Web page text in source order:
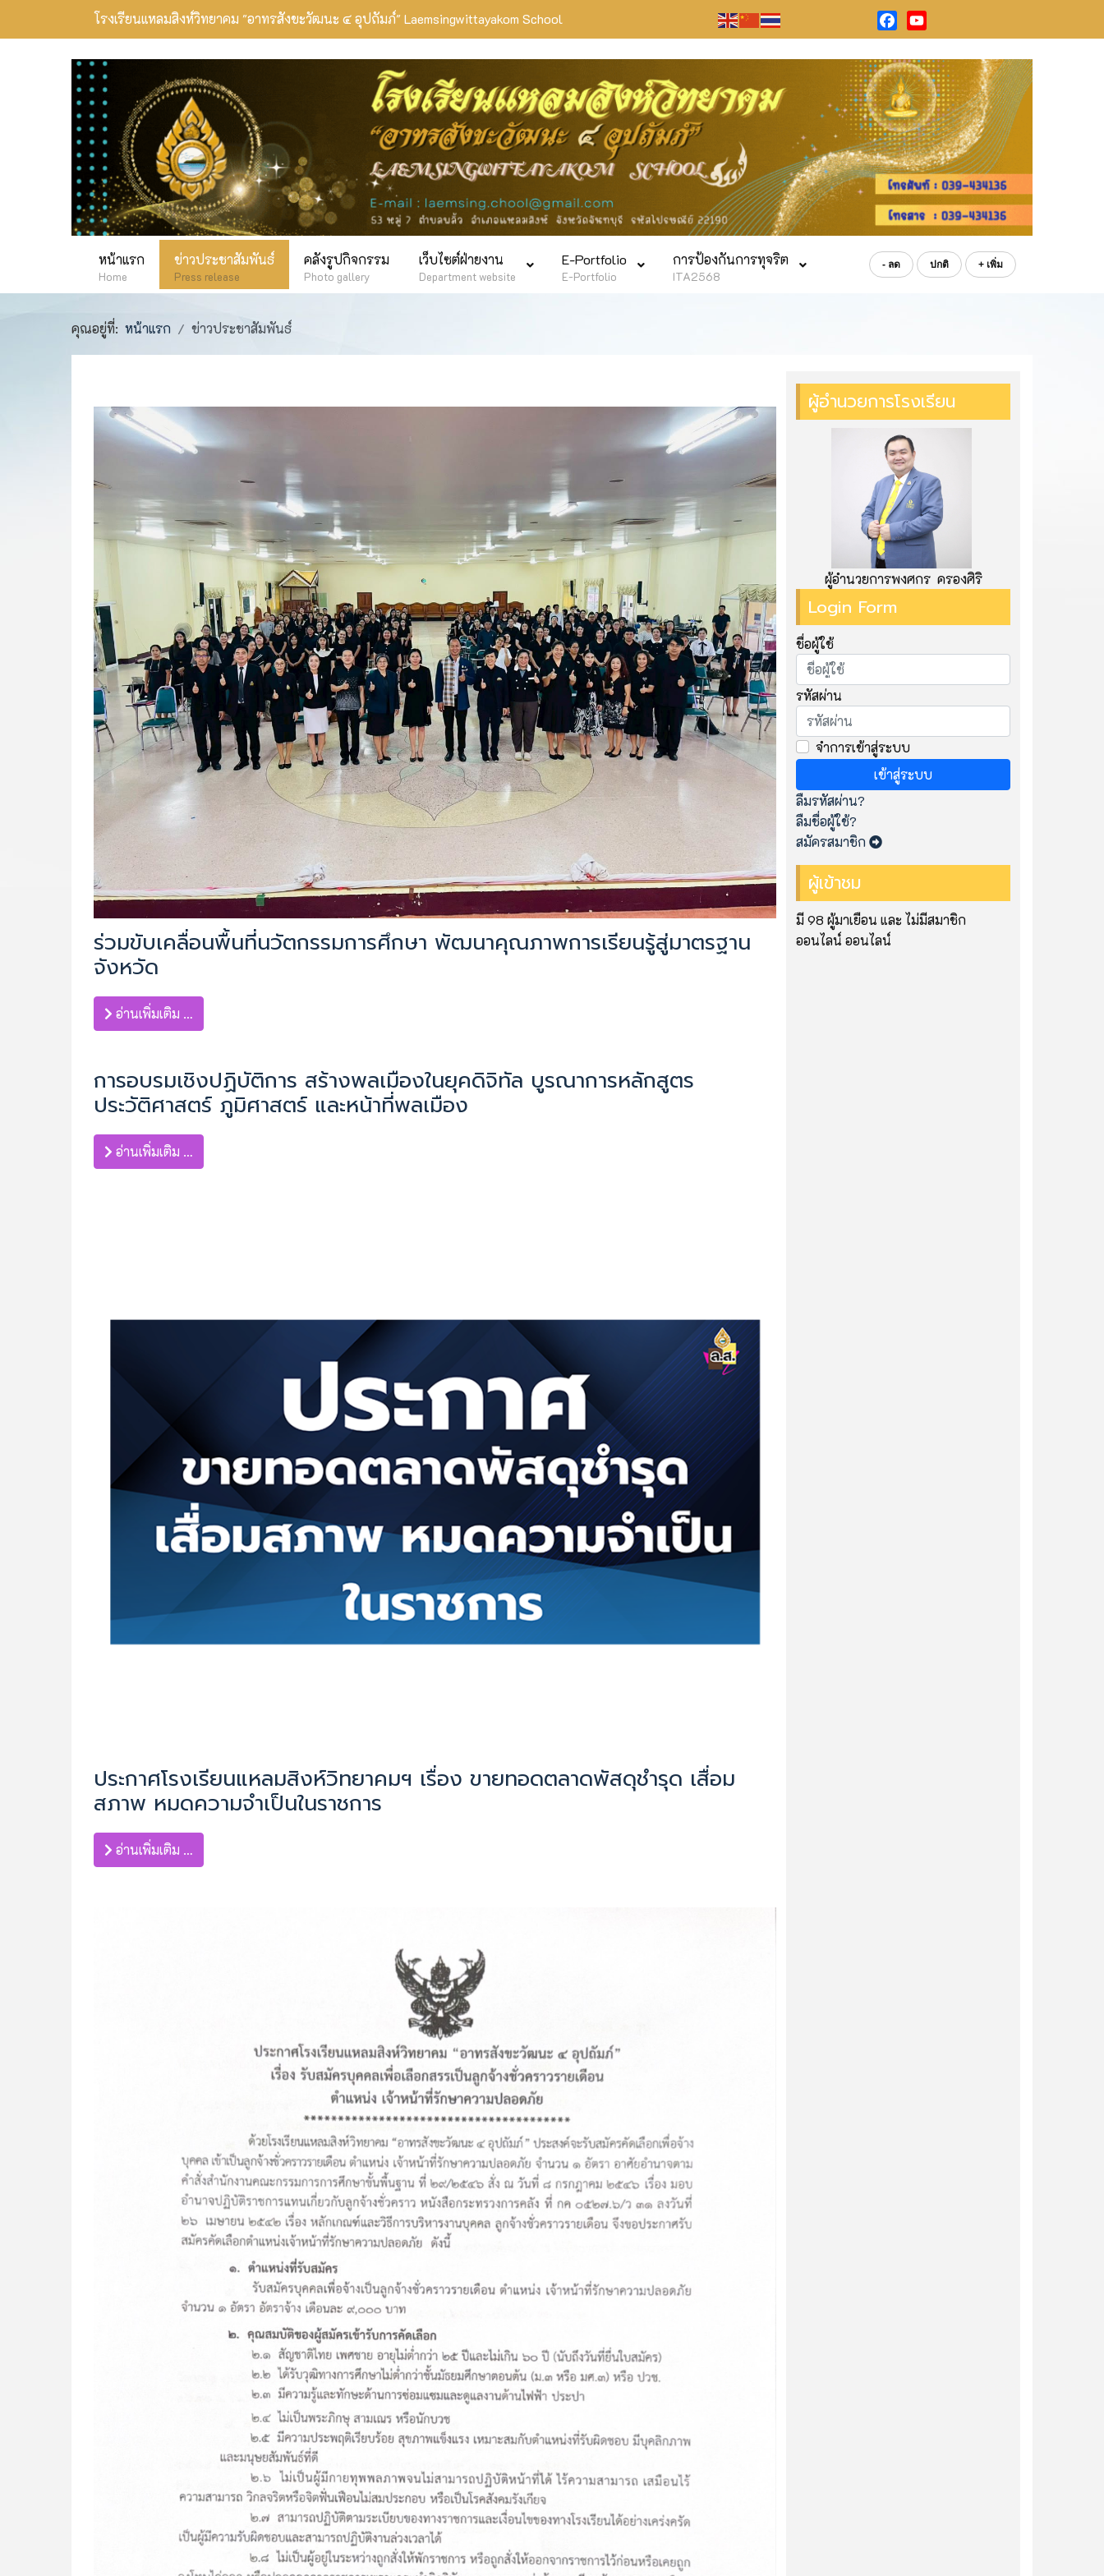
โรงเรียนแหลมสิงห์วิทยาคม "อาทรสังขะวัฒนะ ๔ อุปถัมภ์" Laemsingwittayakom School
FacebookYouTube
หน้าแรก
Home
ข่าวประชาสัมพันธ์
Press release
คลังรูปกิจกรรม
Photo gallery
เว็บไซต์ฝ่ายงาน
Department website
E-Portfolio
E-Portfolio
การป้องกันการทุจริต
ITA2568
- ลด ปกติ + เพิ่ม
คุณอยู่ที่: หน้าแรก ข่าวประชาสัมพันธ์
ร่วมขับเคลื่อนพื้นที่นวัตกรรมการศึกษา พัฒนาคุณภาพการเรียนรู้สู่มาตรฐาน
จังหวัด
อ่านเพิ่มเติม …
การอบรมเชิงปฏิบัติการ สร้างพลเมืองในยุคดิจิทัล บูรณาการหลักสูตร
ประวัติศาสตร์ ภูมิศาสตร์ และหน้าที่พลเมือง
อ่านเพิ่มเติม …
ประกาศโรงเรียนแหลมสิงห์วิทยาคมฯ เรื่อง ขายทอดตลาดพัสดุชำรุด เสื่อม
สภาพ หมดความจำเป็นในราชการ
อ่านเพิ่มเติม …
ผู้อำนวยการโรงเรียน
ผู้อำนวยการพงศกร ครองศิริ
Login Form
ชื่อผู้ใช้
รหัสผ่าน
จำการเข้าสู่ระบบ
เข้าสู่ระบบ
ลืมรหัสผ่าน?
ลืมชื่อผู้ใช้?
สมัครสมาชิก
ผู้เข้าชม
มี 98 ผู้มาเยือน และ ไม่มีสมาชิก
ออนไลน์ ออนไลน์